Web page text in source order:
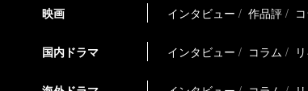
映画 インタビュー 作品評
国内ドラマ インタビュー コラム